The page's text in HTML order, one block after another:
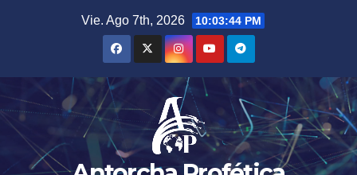
Vie. Ago 7th, 2026 10:03:45 PM